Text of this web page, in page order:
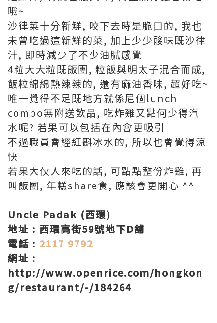
哦~
沙律菜十分新鮮, 咬下去時是脆口的, 我也
未曾吃過這新鮮的菜, 加上少少酸味既沙律
汁, 即時減少了不少油膩感覺
4粒大大粒既飯團, 粒飯與明太子混合而成,
飯粒綿綿熱辣辣的, 還有麻油香味, 超好吃~
唯一覺得不足既地方就係尼個lunch
combo無附送飲品, 吃炸雞又點何少得汽
水呢? 若果可以包括在內會更吸引
不過職員會經紅斟冰水的, 所以也會覺得涼
快
若果大伙人來吃的話, 可點點整份炸雞, 再
叫飯團, 年糕share食, 應該會更開心 ^^
Uncle Padak (西環)
地址 : 西環高街59號地下D舖
電話 : 2117 9792
網址 :
http://www.openrice.com/hongkon
g/restaurant/-/184264